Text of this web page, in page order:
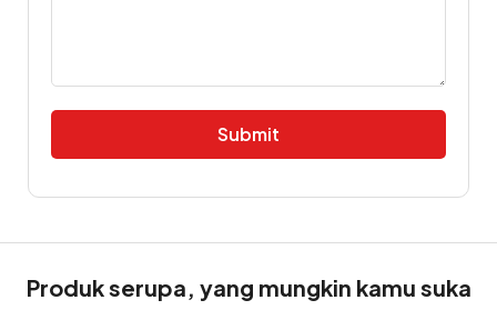
Produk serupa, yang mungkin kamu suka